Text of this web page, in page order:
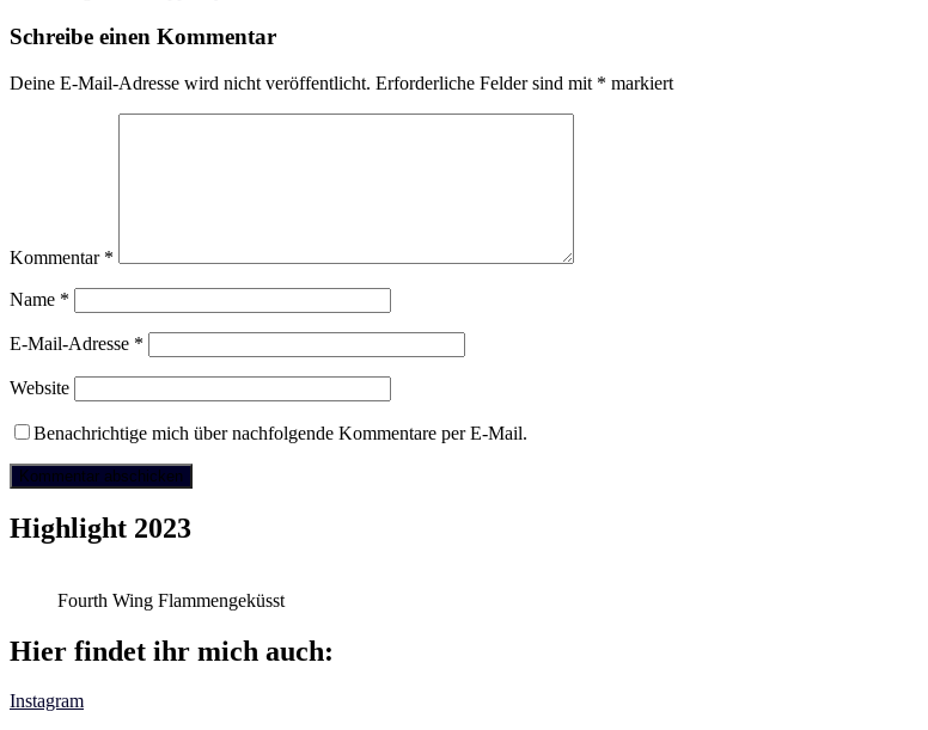
Schreibe einen Kommentar
Deine E-Mail-Adresse wird nicht veröffentlicht. Erforderliche Felder sind mit * markiert
Kommentar *
Name *
E-Mail-Adresse *
Website
Benachrichtige mich über nachfolgende Kommentare per E-Mail.
Highlight 2023
Fourth Wing Flammengeküsst
Hier findet ihr mich auch:
Instagram